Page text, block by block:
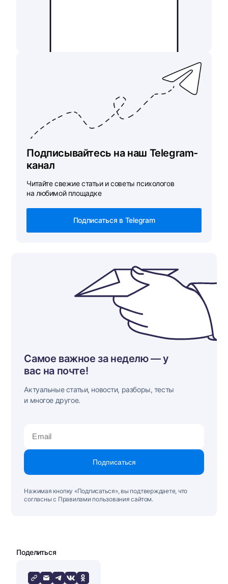
Подписывайтесь на наш Telegram-
канал
Читайте свежие статьи и советы психологов
на любимой площадке
Подписаться в Telegram
Самое важное за неделю — у
вас на почте!
Актуальные статьи, новости, разборы, тесты
и многое другое.
Подписаться
Нажимая кнопку «Подписаться», вы подтверждаете, что
согласны с Правилами пользования сайтом.
Поделиться